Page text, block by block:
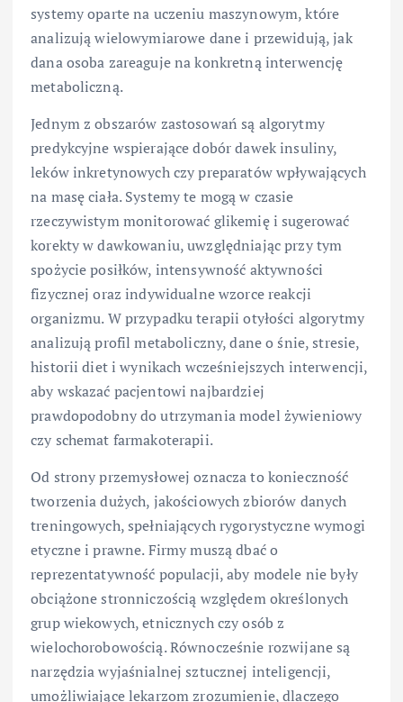
systemy oparte na uczeniu maszynowym, które
analizują wielowymiarowe dane i przewidują, jak
dana osoba zareaguje na konkretną interwencję
metaboliczną.
Jednym z obszarów zastosowań są algorytmy
predykcyjne wspierające dobór dawek insuliny,
leków inkretynowych czy preparatów wpływających
na masę ciała. Systemy te mogą w czasie
rzeczywistym monitorować glikemię i sugerować
korekty w dawkowaniu, uwzględniając przy tym
spożycie posiłków, intensywność aktywności
fizycznej oraz indywidualne wzorce reakcji
organizmu. W przypadku terapii otyłości algorytmy
analizują profil metaboliczny, dane o śnie, stresie,
historii diet i wynikach wcześniejszych interwencji,
aby wskazać pacjentowi najbardziej
prawdopodobny do utrzymania model żywieniowy
czy schemat farmakoterapii.
Od strony przemysłowej oznacza to konieczność
tworzenia dużych, jakościowych zbiorów danych
treningowych, spełniających rygorystyczne wymogi
etyczne i prawne. Firmy muszą dbać o
reprezentatywność populacji, aby modele nie były
obciążone stronniczością względem określonych
grup wiekowych, etnicznych czy osób z
wielochorobowością. Równocześnie rozwijane są
narzędzia wyjaśnialnej sztucznej inteligencji,
umożliwiające lekarzom zrozumienie, dlaczego